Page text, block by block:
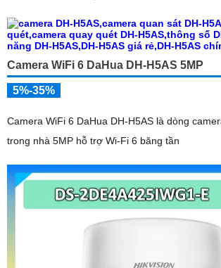
Camera WiFi 6 DaHua DH-H5AS 5MP
5%-35%
Camera WiFi 6 DaHua DH-H5AS là dòng
trong nhà 5MP hỗ trợ Wi-Fi 6 băng tần